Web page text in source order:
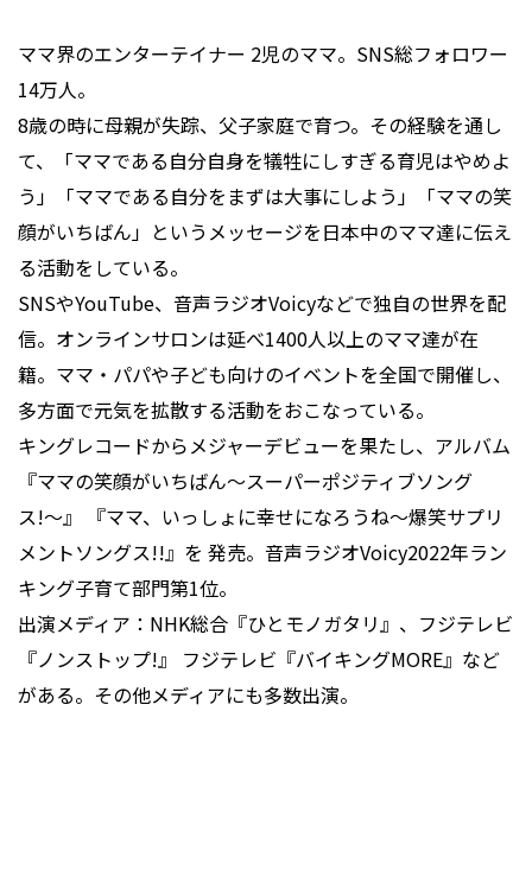
ママ界のエンターテイナー 2児のママ。SNS総フォロワー
14万人。
8歳の時に母親が失踪、父子家庭で育つ。その経験を通し
て、「ママである自分自身を犠牲にしすぎる育児はやめよ
う」「ママである自分をまずは大事にしよう」「ママの笑
顔がいちばん」というメッセージを日本中のママ達に伝え
る活動をしている。
SNSやYouTube、音声ラジオVoicyなどで独自の世界を配
信。オンラインサロンは延べ1400人以上のママ達が在
籍。ママ・パパや子ども向けのイベントを全国で開催し、
多方面で元気を拡散する活動をおこなっている。
キングレコードからメジャーデビューを果たし、アルバム
『ママの笑顔がいちばん〜スーパーポジティブソング
ス!〜』 『ママ、いっしょに幸せになろうね〜爆笑サプリ
メントソングス!!』を 発売。音声ラジオVoicy2022年ラン
キング子育て部門第1位。
出演メディア：NHK総合『ひとモノガタリ』、フジテレビ
『ノンストップ!』 フジテレビ『バイキングMORE』など
がある。その他メディアにも多数出演。